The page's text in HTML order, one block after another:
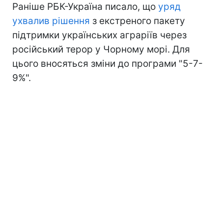
Раніше РБК-Україна писало, що уряд
ухвалив рішення з екстреного пакету
підтримки українських аграріїв через
російський терор у Чорному морі. Для
цього вносяться зміни до програми "5-7-
9%".